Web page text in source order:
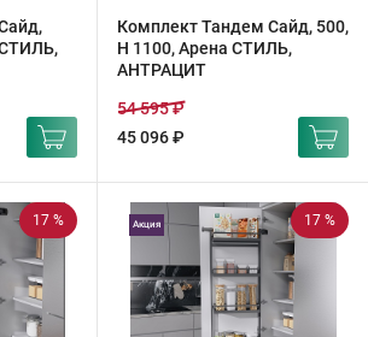
СТИЛЬ,
Комплект Тандем Сайд, 500,
H 1100, Арена СТИЛЬ,
АНТРАЦИТ
45 096 ₽
54 595 ₽
17 % 17 %
Акция